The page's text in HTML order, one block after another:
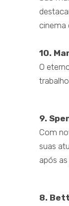
cinema
10.
O
9.
Com
suas
após
8.